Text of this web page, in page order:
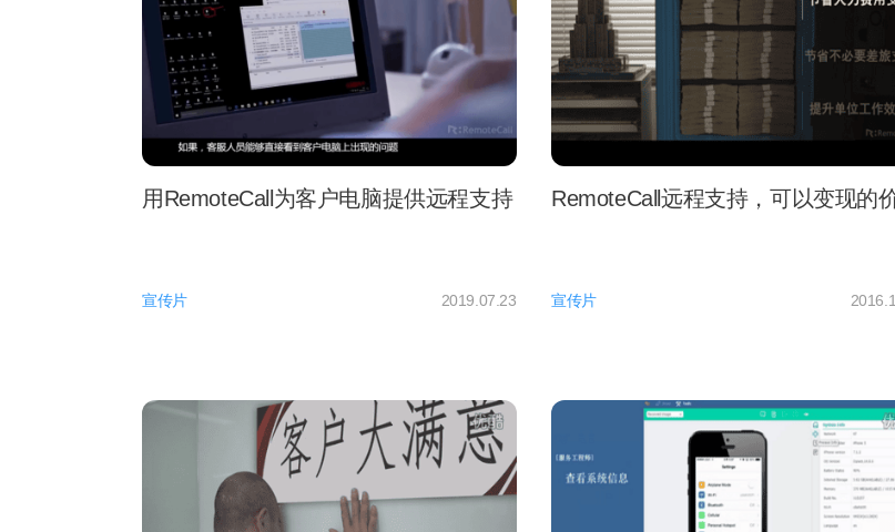
用RemoteCall为客户电脑提供远程支持
宣传片 2019.07.23
RemoteCall远程支持，可以变现的
宣传片